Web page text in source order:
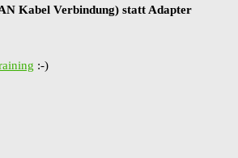
Kabel Verbindung) statt Adapter
:-)